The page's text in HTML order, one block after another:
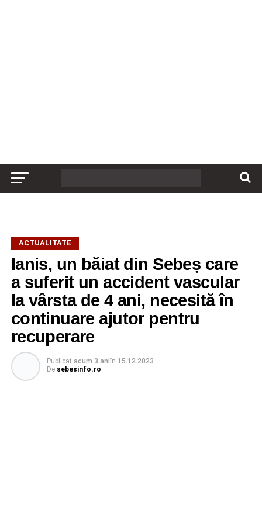
ACTUALITATE
Ianis, un băiat din Sebeș care
a suferit un accident vascular
la vârsta de 4 ani, necesită în
continuare ajutor pentru
recuperare
Publicat acum 3 aniîn 15.12.2023
De sebesinfo.ro